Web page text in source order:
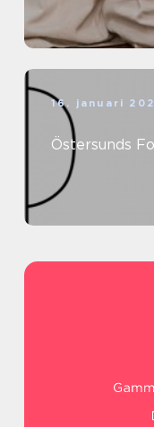
16. januari
Östersunds